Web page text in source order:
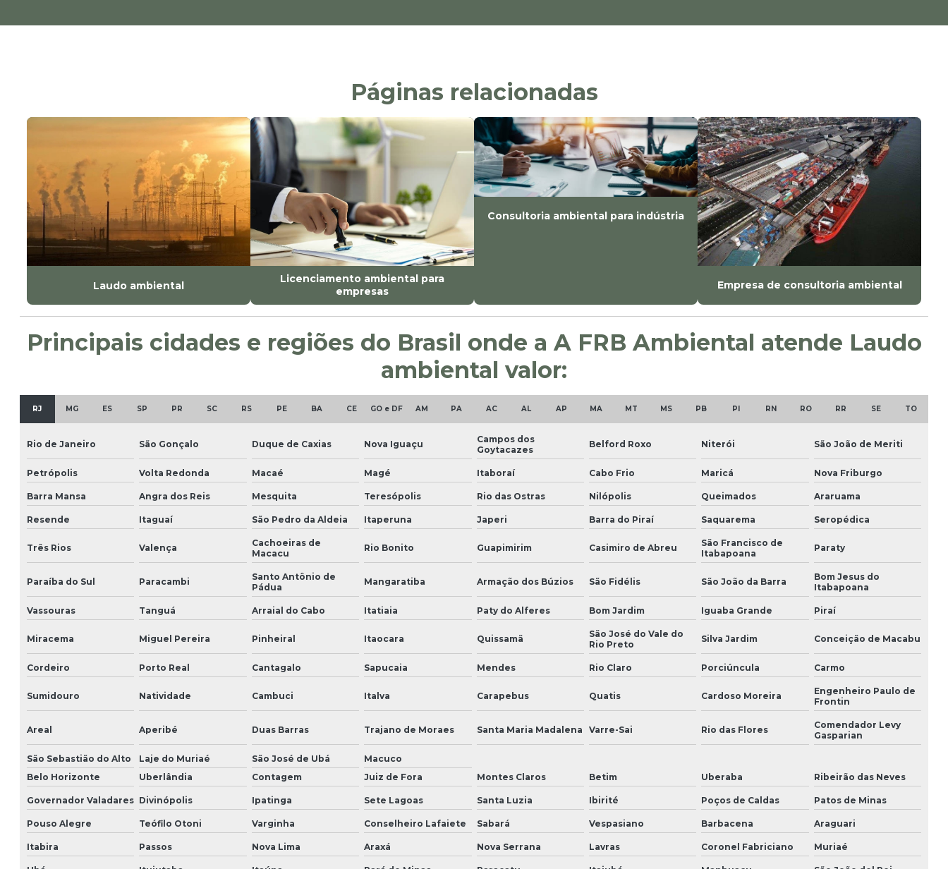
Páginas relacionadas
Laudo ambiental
Licenciamento ambiental para
empresas
Consultoria ambiental para indústria
Empresa de consultoria ambiental
Principais cidades e regiões do Brasil onde a A FRB Ambiental atende Laudo
ambiental valor:
RJ MG ES SP PR SC RS PE BA CE GO e DF AM PA AC AL AP MA MT MS PB PI RN RO RR SE TO
Rio de Janeiro São Gonçalo Duque de Caxias Nova Iguaçu
Campos dos
Goytacazes
Belford Roxo Niterói São João de Meriti
Petrópolis Volta Redonda Macaé Magé Itaboraí Cabo Frio Maricá Nova Friburgo
Barra Mansa Angra dos Reis Mesquita Teresópolis Rio das Ostras Nilópolis Queimados Araruama
Resende Itaguaí São Pedro da Aldeia Itaperuna Japeri Barra do Piraí Saquarema Seropédica
Três Rios Valença
Cachoeiras de
Macacu
Rio Bonito Guapimirim Casimiro de Abreu
São Francisco de
Itabapoana
Paraty
Paraíba do Sul Paracambi
Santo Antônio de
Pádua
Mangaratiba Armação dos Búzios São Fidélis São João da Barra
Bom Jesus do
Itabapoana
Vassouras Tanguá Arraial do Cabo Itatiaia Paty do Alferes Bom Jardim Iguaba Grande Piraí
Miracema Miguel Pereira Pinheiral Itaocara Quissamã
São José do Vale do
Rio Preto
Silva Jardim Conceição de Macabu
Cordeiro Porto Real Cantagalo Sapucaia Mendes Rio Claro Porciúncula Carmo
Sumidouro Natividade Cambuci Italva Carapebus Quatis Cardoso Moreira
Engenheiro Paulo de
Frontin
Areal Aperibé Duas Barras Trajano de Moraes Santa Maria Madalena Varre-Sai Rio das Flores
Comendador Levy
Gasparian
São Sebastião do Alto Laje do Muriaé São José de Ubá
Macuco
Belo Horizonte
Uberlândia Contagem Juiz de Fora Montes Claros Betim Uberaba Ribeirão das Neves
Governador Valadares Divinópolis Ipatinga Sete Lagoas Santa Luzia Ibirité Poços de Caldas Patos de Minas
Pouso Alegre Teófilo Otoni Varginha Conselheiro Lafaiete Sabará Vespasiano Barbacena Araguari
Itabira Passos Nova Lima Araxá Nova Serrana Lavras Coronel Fabriciano Muriaé